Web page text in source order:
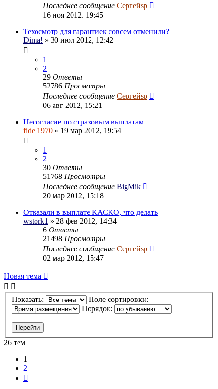
Последнее сообщение Сергейsp
16 ноя 2012, 19:45
Техосмотр для гарантиек совсем отменили?
Dima! » 30 июл 2012, 12:42
1
2
29 Ответы
52786 Просмотры
Последнее сообщение Сергейsp
06 авг 2012, 15:21
Несогласие по страховым выплатам
fidel1970 » 19 мар 2012, 19:54
1
2
30 Ответы
51768 Просмотры
Последнее сообщение BigMik
20 мар 2012, 15:18
Отказали в выплате КАСКО, что делать
wstork1 » 28 фев 2012, 14:34
6 Ответы
21498 Просмотры
Последнее сообщение Сергейsp
02 мар 2012, 15:47
Новая тема
Показать:
Поле сортировки:
Порядок:
26 тем
1
2